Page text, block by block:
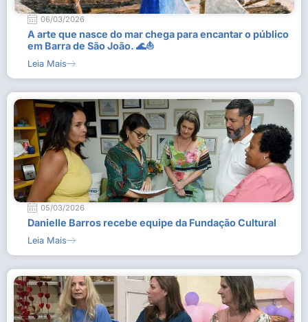
06/03/2026
A arte que nasce do mar chega para encantar o público
em Barra de São João. 🌊⛵
Leia Mais
05/03/2026
Danielle Barros recebe equipe da Fundação Cultural
Leia Mais